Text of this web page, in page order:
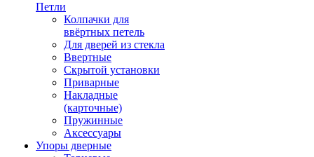
Петли
Колпачки для
ввёртных петель
Для дверей из стекла
Ввертные
Скрытой установки
Приварные
Накладные
(карточные)
Пружинные
Аксессуары
Упоры дверные